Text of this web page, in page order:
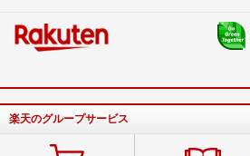
楽天のグループサービス